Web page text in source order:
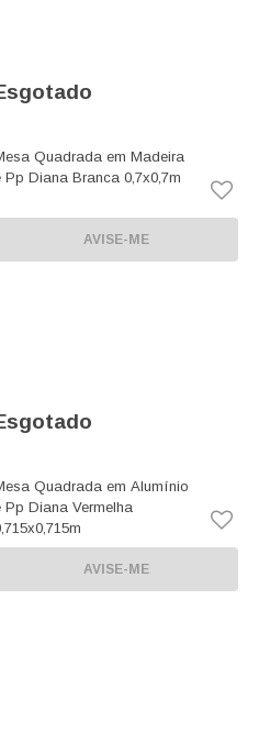
Quadrada em Madeira
Pp Diana Branca 0,7x0,7m
AVISE-ME
Quadrada em Alumínio
Pp Diana Vermelha
AVISE-ME